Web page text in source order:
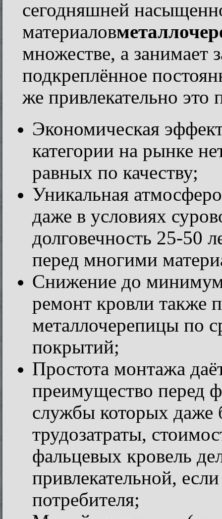
сегодняшней
материалов
множестве, а занимает
подкреплённое
же привлекательно это
Экономическая
категории на рынке
равных по качеству;
Уникальная
даже в условиях
долговечность 25-50
перед многими
Снижение до
ремонт кровли также
металлочерепицы по
покрытий;
Простота монтажа
преимущество перед
службы которых даже
трудозатраты,
фальцевых кровель
привлекательной,
потребителя;